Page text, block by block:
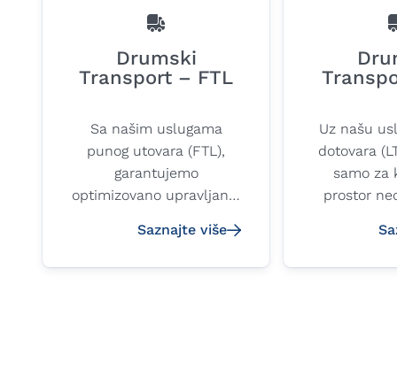
Drumski
Transport – FTL
Sa našim uslugama
punog utovara (FTL),
garantujemo
optimizovano upravljanje
potpunu transparentnost
Saznajte više
Uz našu
dotovara
samo za
prostor